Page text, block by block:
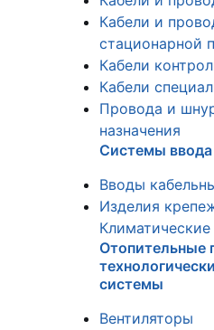
Кабели и
стационарной
Кабели
Кабели
Провода и
назначения
Системы ввода
Вводы
Изделия
Отопительные
системы
Вентиляторы